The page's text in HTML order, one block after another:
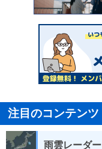
注目のコンテンツ
雨雲レーダー